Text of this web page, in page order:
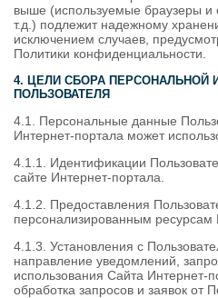
выше (используемые браузеры
т.д.) подлежит надежному
исключением случаев,
Политики конфиденциальности.
4. ЦЕЛИ СБОРА ПЕРСОНАЛЬНОЙ
ПОЛЬЗОВАТЕЛЯ
4.1. Персональные данные
Интернет-портала может
4.1.1. Идентификации
сайте Интернет-портала.
4.1.2. Предоставления
персонализированным ресурсам
4.1.3. Установления с
направление уведомлений,
использования Сайта Интернет-
обработка запросов и заявок от